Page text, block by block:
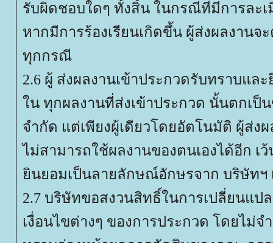
รับผิดชอบใดๆ ทั้งสิ้น ในกรณีที่มีการละ
หากมีการร้องเรียนเกิดขึ้น ผู้ส่งผลงานจ
ทุกกรณี
2.6 ผู้ ส่งผลงานเข้าประกวดรับทราบแล
น ทุกผลงานที่ส่งเข้าประกวด นั้นตกเป็
จำกัด แต่เพียงผู้เดียวโดยอัตโนมัติ ผู้ส่ง
ไม่สามารถใช้ผลงานของตนเองได้อีก เ
นยอมเป็นลายลักษณ์อักษรจาก บริษัทฯ
2.7 บริษัทขอสงวนสิทธิ์ในการเปลี่ยนแป
เงื่อนไขต่างๆ ของการประกวด โดยไม่จ